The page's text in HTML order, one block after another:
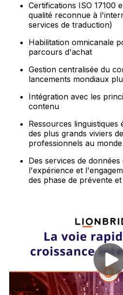
Certifications ISO 17100
qualité reconnue à
services de traduction)
Habilitation omnicanale
parcours d'achat
Gestion centralisée du
lancements mondiaux
Intégration avec les
contenu
Ressources
des plus grands viviers
professionnels au monde
Des services de
l'expérience et
des phase de prévente